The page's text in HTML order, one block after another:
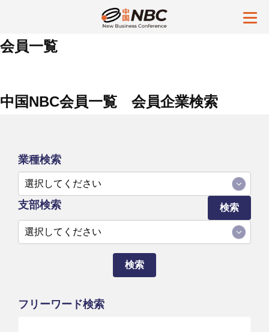
会員一覧
中国NBC会員一覧 会員企業検索
業種検索
支部検索
フリーワード検索